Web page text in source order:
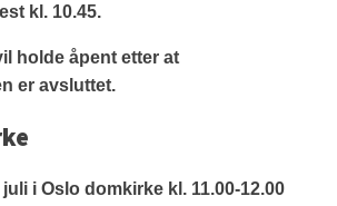
kl. 10.45.
holde åpent etter at
er avsluttet.
i Oslo domkirke kl. 11.00-12.00